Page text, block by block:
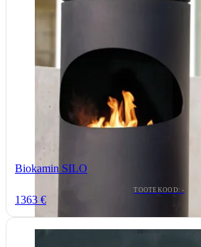
Biokamin SILO
TOOTEKOOD: -
1363 €